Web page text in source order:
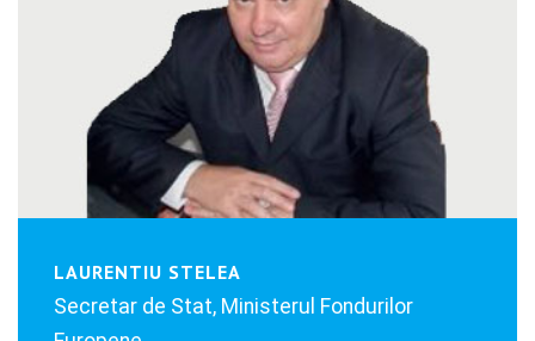
LAURENTIU STELEA
Secretar de Stat, Ministerul Fondurilor